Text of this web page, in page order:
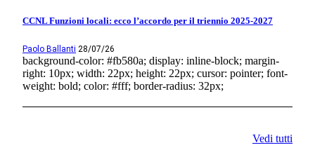
CCNL Funzioni locali: ecco l’accordo per il triennio 2025-2027
Paolo Ballanti 28/07/26
background-color: #fb580a; display: inline-block; margin-
right: 10px; width: 22px; height: 22px; cursor: pointer; font-
weight: bold; color: #fff; border-radius: 32px;
Vedi tutti